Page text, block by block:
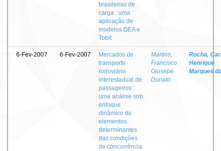
brasileiras de
carga : uma
aplicação de
modelos DEA e
Tobit
6-Fev-2007 6-Fev-2007
Mercados de
transporte
rodoviário
interestadual de
passageiros :
uma análise sob
enfoque
dinâmico de
elementos
determinantes
das condições
de concorrência
Martins,
Francisco
Giusepe
Donato
Rocha,
Henrique
Marques